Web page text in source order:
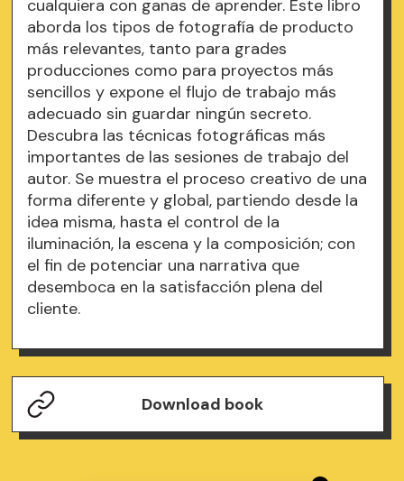
cualquiera con ganas de aprender. Este libro
aborda los tipos de fotografía de producto
más relevantes, tanto para grades
producciones como para proyectos más
sencillos y expone el flujo de trabajo más
adecuado sin guardar ningún secreto.
Descubra las técnicas fotográficas más
importantes de las sesiones de trabajo del
autor. Se muestra el proceso creativo de una
forma diferente y global, partiendo desde la
idea misma, hasta el control de la
iluminación, la escena y la composición; con
el fin de potenciar una narrativa que
desemboca en la satisfacción plena del
cliente.
Download book